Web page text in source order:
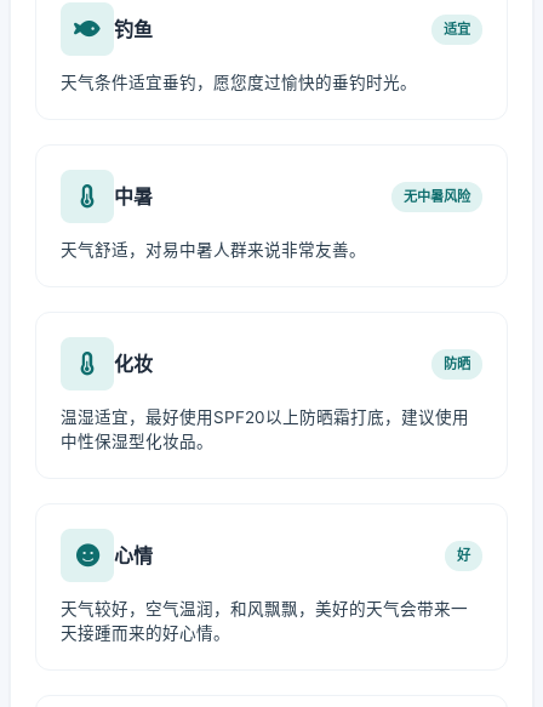
钓鱼 适宜
天气条件适宜垂钓，愿您度过愉快的垂钓时光。
中暑 无中暑风险
天气舒适，对易中暑人群来说非常友善。
化妆 防晒
温湿适宜，最好使用SPF20以上防晒霜打底，建议使用
中性保湿型化妆品。
心情 好
天气较好，空气温润，和风飘飘，美好的天气会带来一
天接踵而来的好心情。